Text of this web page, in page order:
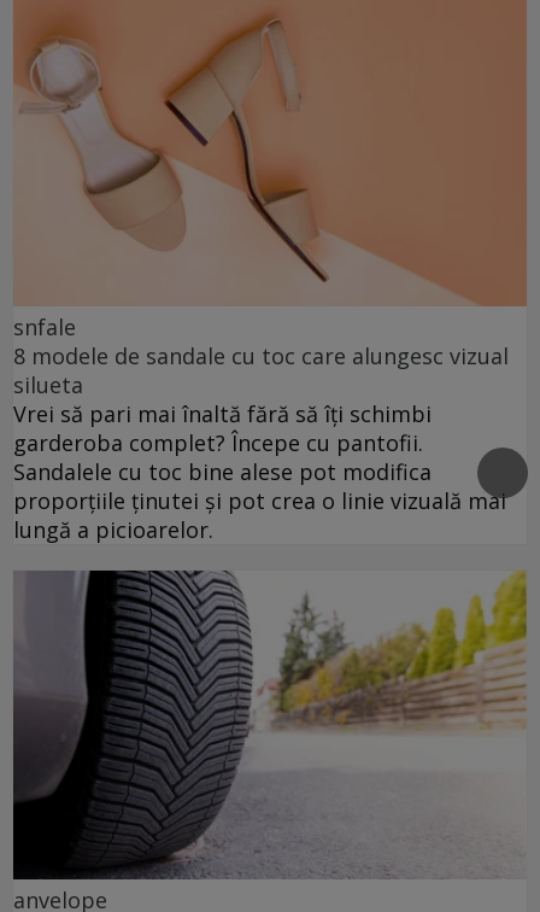
snfale
8 modele de sandale cu toc care alungesc vizual
silueta
Vrei să pari mai înaltă fără să îți schimbi
garderoba complet? Începe cu pantofii.
Sandalele cu toc bine alese pot modifica
proporțiile ținutei și pot crea o linie vizuală mai
lungă a picioarelor.
anvelope